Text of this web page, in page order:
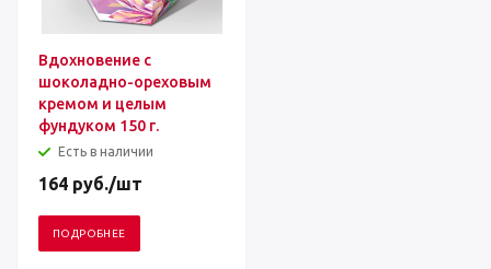
Вдохновение с
шоколадно-ореховым
кремом и целым
фундуком 150 г.
Есть в наличии
164 руб./шт
ПОДРОБНЕЕ